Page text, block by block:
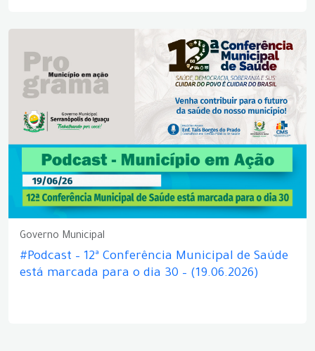
Governo Municipal
#Podcast – 12ª Conferência Municipal de Saúde
está marcada para o dia 30 – (19.06.2026)